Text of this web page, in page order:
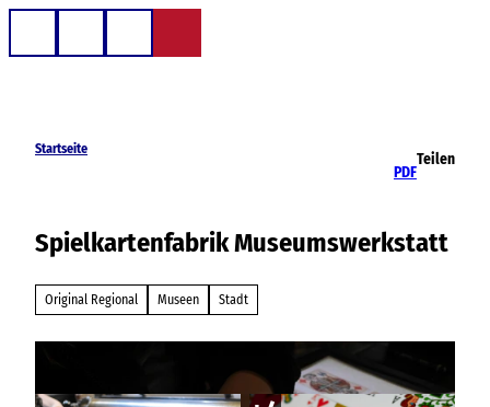
Startseite
PDF
Teilen
Spielkartenfabrik Museumswerkstatt
Original Regional Museen Stadt